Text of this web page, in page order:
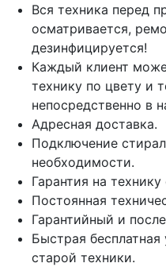
Вся техника перед
осматривается,
дезинфицируется!
Каждый клиент
технику по цвету и
непосредственно в
Адресная доставка.
Подключение
необходимости.
Гарантия на
Постоянная
Гарантийный и
Быстрая
старой техники.